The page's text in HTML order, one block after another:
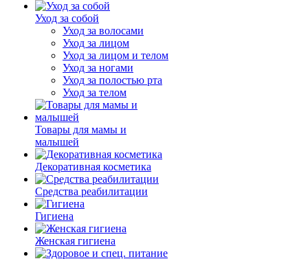
Уход за собой
Уход за волосами
Уход за лицом
Уход за лицом и телом
Уход за ногами
Уход за полостью рта
Уход за телом
Товары для мамы и
малышей
Декоративная косметика
Средства реабилитации
Гигиена
Женская гигиена